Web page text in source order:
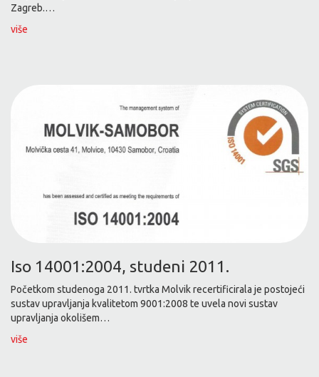
Zagreb.…
više
Iso 14001:2004, studeni 2011.
Početkom studenoga 2011. tvrtka Molvik recertificirala je postojeći
sustav upravljanja kvalitetom 9001:2008 te uvela novi sustav
upravljanja okolišem…
više